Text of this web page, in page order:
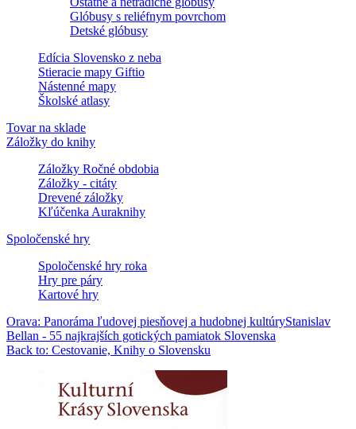
Glóbusy s reliéfnym povrchom
Detské glóbusy
Edícia Slovensko z neba
Stieracie mapy Giftio
Nástenné mapy
Školské atlasy
Tovar na sklade
Záložky do knihy
Záložky Ročné obdobia
Záložky - citáty
Drevené záložky
Kľúčenka Auraknihy
Spoločenské hry
Spoločenské hry roka
Hry pre páry
Kartové hry
Orava: Panoráma ľudovej piesňovej a hudobnej kultúryStanislav
Bellan - 55 najkrajších gotických pamiatok Slovenska
Back to: Cestovanie, Knihy o Slovensku